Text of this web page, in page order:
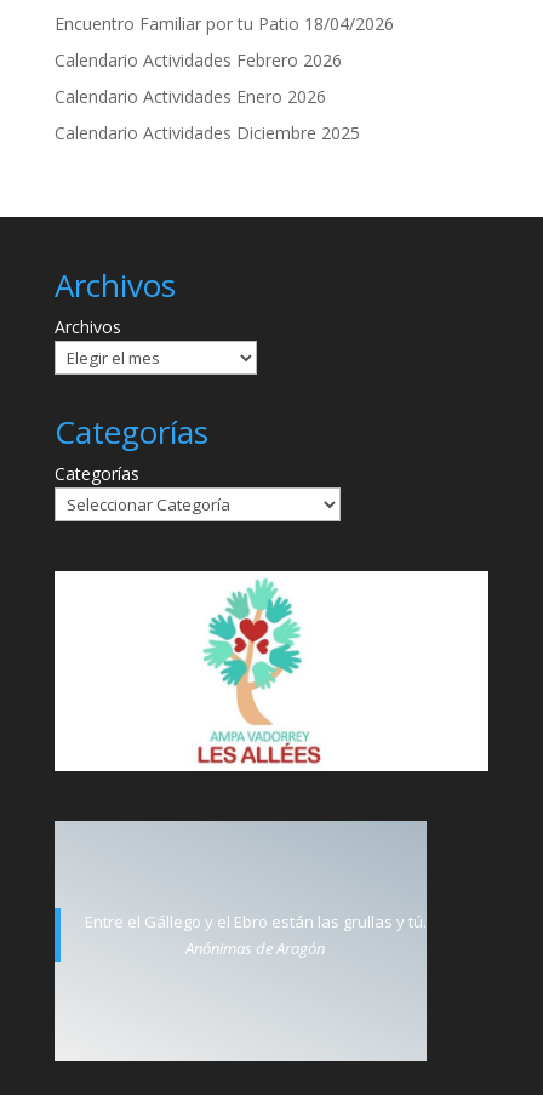
Encuentro Familiar por tu Patio 18/04/2026
Calendario Actividades Febrero 2026
Calendario Actividades Enero 2026
Calendario Actividades Diciembre 2025
Archivos
Archivos
Categorías
Categorías
Entre el Gállego y el Ebro están las grullas y tú.
Anónimas de Aragón